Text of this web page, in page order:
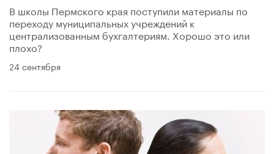
В школы Пермского края поступили материалы по
переходу муниципальных учреждений к
централизованным бухгалтериям. Хорошо это или
плохо?
24 сентября